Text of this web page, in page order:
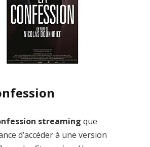
streaming que
d’accéder à une version